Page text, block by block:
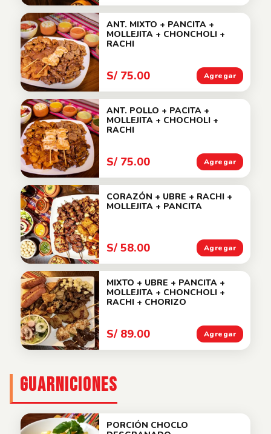
ANT. MIXTO + PANCITA +
MOLLEJITA + CHONCHOLI +
RACHI
S/ 75.00 Agregar
ANT. POLLO + PACITA +
MOLLEJITA + CHOCHOLI +
RACHI
S/ 75.00 Agregar
CORAZÓN + UBRE + RACHI +
MOLLEJITA + PANCITA
S/ 58.00 Agregar
MIXTO + UBRE + PANCITA +
MOLLEJITA + CHONCHOLI +
RACHI + CHORIZO
S/ 89.00 Agregar
GUARNICIONES
PORCIÓN CHOCLO